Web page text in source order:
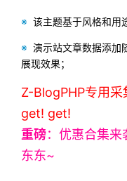
※ 该主题基于风格和用
※ 演示站文章数据添加
展现效果；
Z-BlogPHP专用
get! get!
重磅：优惠合集
东东~